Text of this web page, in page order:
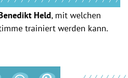
Held, mit welchen
trainiert werden kann.